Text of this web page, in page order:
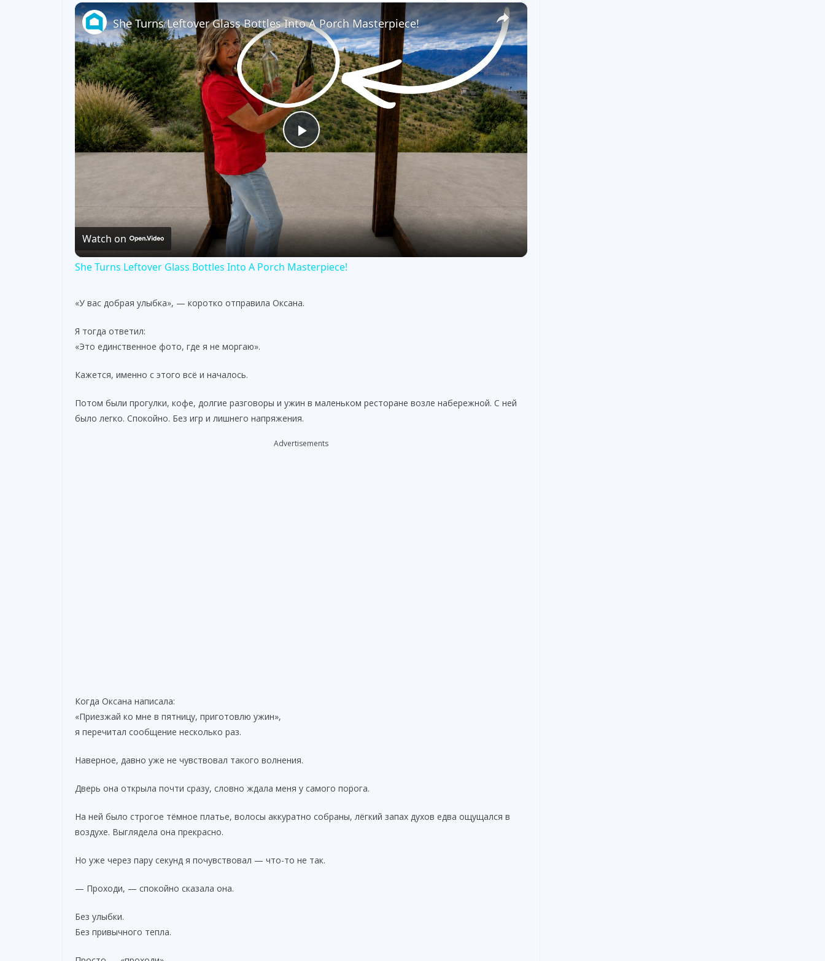
×
P
a
y
e
o
She Turns Leftover Glass Bottles Into A Porch Masterpiece!
Watch on
She Turns Leftover Glass Bottles Into A Porch Masterpiece!
«У вас добрая улыбка», — коротко отправила Оксана.
Я тогда ответил:
«Это единственное фото, где я не моргаю».
Кажется, именно с этого всё и началось.
Потом были прогулки, кофе, долгие разговоры и ужин в маленьком ресторане возле набережной. С ней
было легко. Спокойно. Без игр и лишнего напряжения.
Advertisements
Когда Оксана написала:
«Приезжай ко мне в пятницу, приготовлю ужин»,
я перечитал сообщение несколько раз.
Наверное, давно уже не чувствовал такого волнения.
Дверь она открыла почти сразу, словно ждала меня у самого порога.
На ней было строгое тёмное платье, волосы аккуратно собраны, лёгкий запах духов едва ощущался в
воздухе. Выглядела она прекрасно.
Но уже через пару секунд я почувствовал — что-то не так.
— Проходи, — спокойно сказала она.
Без улыбки.
Без привычного тепла.